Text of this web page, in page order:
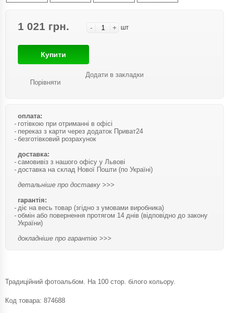
1 021 грн. - + шт
Купити
Порівняти
Додати в закладки
оплата:
готівкою при отриманні в офісі
переказ з карти через додаток Приват24
безготівковий розрахунок
доставка:
самовивіз з нашого офісу у Львові
доставка на склад Нової Пошти (по Україні)
детальніше про доставку >>>
гарантія:
діє на весь товар (згідно з умовами виробника)
обмін або повернення протягом 14 днів (відповідно до закону
України)
докладніше про гарантію >>>
Традиційний фотоальбом. На 100 стор. білого кольору.
Код товара: 874688